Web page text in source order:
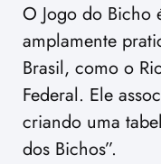
O Jogo do Bicho
amplamente
Brasil, como o
Federal. Ele
criando uma
dos Bichos”.